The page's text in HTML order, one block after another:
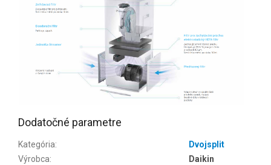
Dodatočné parametre
Kategória:
Dvojsplit
Výrobca:
Daikin